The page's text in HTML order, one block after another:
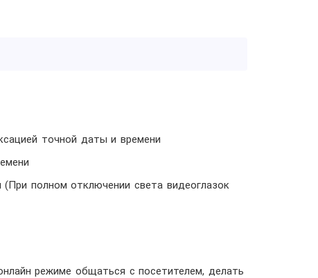
точной даты и времени
полном отключении света видеоглазок
режиме общаться с посетителем, делать